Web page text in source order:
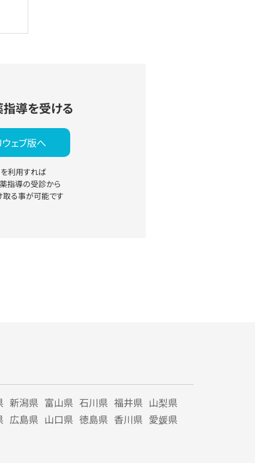
指導を受ける
ェブ版へ
を利用すれば
指導の受診から
る事が可能です
新潟県 富山県 石川県 福井県 山梨県
広島県 山口県 徳島県 香川県 愛媛県